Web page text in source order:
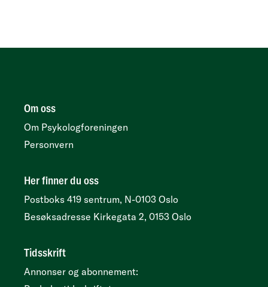
Om oss
Om Psykologforeningen
Personvern
Her finner du oss
Postboks 419 sentrum, N-0103 Oslo
Besøksadresse Kirkegata 2, 0153 Oslo
Tidsskrift
Annonser og abonnement: